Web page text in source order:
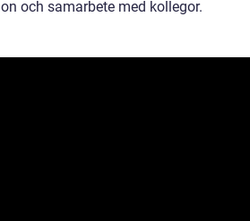
och samarbete med kollegor.